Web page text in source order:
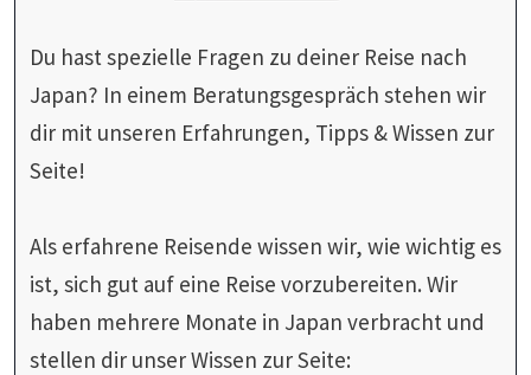
Du hast spezielle Fragen zu deiner Reise nach
Japan? In einem Beratungsgespräch stehen wir
dir mit unseren Erfahrungen, Tipps & Wissen zur
Seite!
Als erfahrene Reisende wissen wir, wie wichtig es
ist, sich gut auf eine Reise vorzubereiten. Wir
haben mehrere Monate in Japan verbracht und
stellen dir unser Wissen zur Seite: